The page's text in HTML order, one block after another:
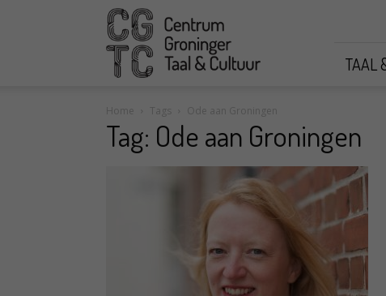
CGTC
TAAL
Home Tags Ode aan Groningen
Tag: Ode aan Groningen